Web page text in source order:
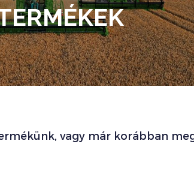
vagy már korábban